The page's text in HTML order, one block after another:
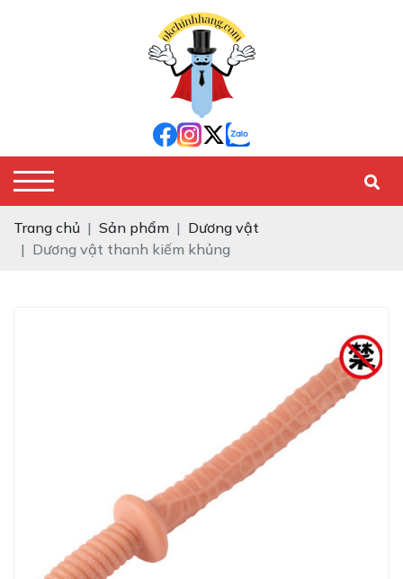
Trang chủ Sản phẩm
Dương vật
Dương vật thanh kiếm khủng